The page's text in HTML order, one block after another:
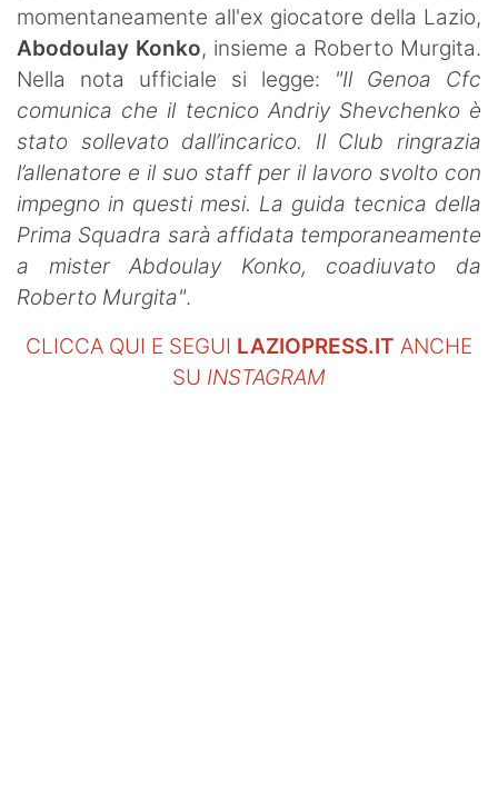
momentaneamente all'ex giocatore della Lazio,
Abodoulay Konko, insieme a Roberto Murgita.
Nella nota ufficiale si legge: "Il Genoa Cfc
comunica che il tecnico Andriy Shevchenko è
stato sollevato dall’incarico. Il Club ringrazia
l’allenatore e il suo staff per il lavoro svolto con
impegno in questi mesi. La guida tecnica della
Prima Squadra sarà affidata temporaneamente
a mister Abdoulay Konko, coadiuvato da
Roberto Murgita".
CLICCA QUI E SEGUI LAZIOPRESS.IT ANCHE
SU INSTAGRAM